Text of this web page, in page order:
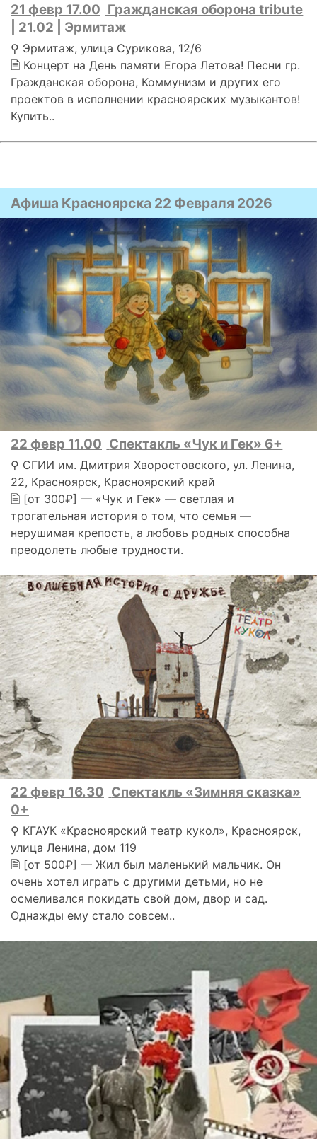
21 февр 17.00 Гражданская оборона tribute
| 21.02 | Эрмитаж
⚲ Эрмитаж, улица Сурикова, 12/6
🗎 Концерт на День памяти Егора Летова! Песни гр.
Гражданская оборона, Коммунизм и других его
проектов в исполнении красноярских музыкантов!
Купить..
Афиша Красноярска 22 Февраля 2026
22 февр 11.00 Спектакль «Чук и Гек» 6+
⚲ СГИИ им. Дмитрия Хворостовского, ул. Ленина,
22, Красноярск, Красноярский край
🗎 [от 300₽] — «Чук и Гек» — светлая и
трогательная история о том, что семья —
нерушимая крепость, а любовь родных способна
преодолеть любые трудности.
22 февр 16.30 Спектакль «Зимняя сказка»
0+
⚲ КГАУК «Красноярский театр кукол», Красноярск,
улица Ленина, дом 119
🗎 [от 500₽] — Жил был маленький мальчик. Он
очень хотел играть с другими детьми, но не
осмеливался покидать свой дом, двор и сад.
Однажды ему стало совсем..